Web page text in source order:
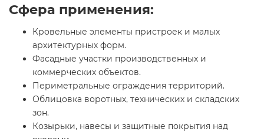
Сфера применения:
Кровельные элементы пристроек и малых
архитектурных форм.
Фасадные участки производственных и
коммерческих объектов.
Периметральные ограждения территорий.
Облицовка воротных, технических и складских
зон.
Козырьки, навесы и защитные покрытия над